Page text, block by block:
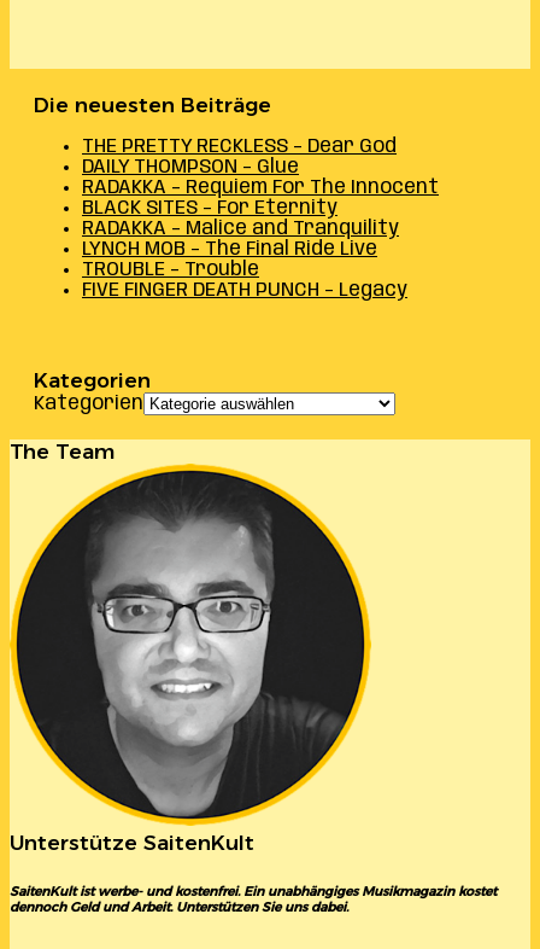
Die neuesten Beiträge
THE PRETTY RECKLESS – Dear God
DAILY THOMPSON – Glue
RADAKKA – Requiem For The Innocent
BLACK SITES – For Eternity
RADAKKA – Malice and Tranquility
LYNCH MOB – The Final Ride Live
TROUBLE – Trouble
FIVE FINGER DEATH PUNCH – Legacy
Kategorien
Kategorien
The Team
Unterstütze SaitenKult
SaitenKult ist werbe- und kostenfrei. Ein unabhängiges Musikmagazin kostet
dennoch Geld und Arbeit. Unterstützen Sie uns dabei.